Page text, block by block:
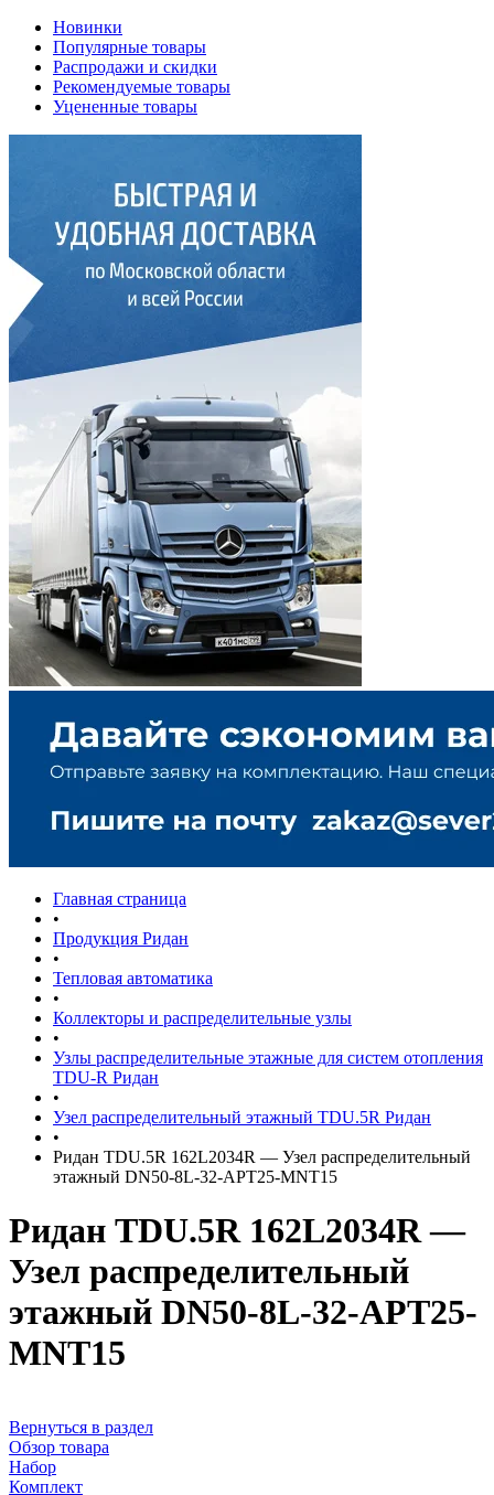
Новинки
Популярные товары
Распродажи и скидки
Рекомендуемые товары
Уцененные товары
Главная страница
•
Продукция Ридан
•
Тепловая автоматика
•
Коллекторы и распределительные узлы
•
Узлы распределительные этажные для систем отопления
TDU-R Ридан
•
Узел распределительный этажный TDU.5R Ридан
•
Ридан TDU.5R 162L2034R — Узел распределительный
этажный DN50-8L-32-APT25-MNT15
Ридан TDU.5R 162L2034R —
Узел распределительный
этажный DN50-8L-32-APT25-
MNT15
Вернуться в раздел
Обзор товара
Набор
Комплект